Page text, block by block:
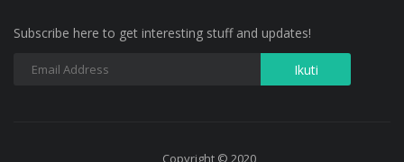
Subscribe here to get interesting stuff and updates!
Copyright © 2020